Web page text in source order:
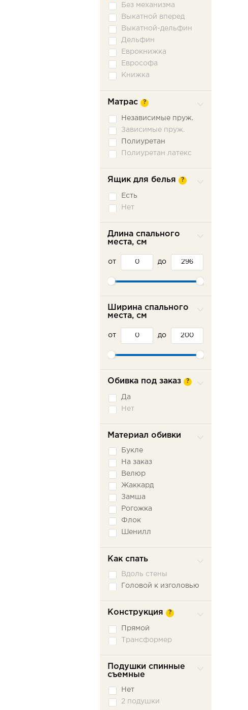
Без механизма
Выкатной вперед
Выкатной-дельфин
Дельфин
Еврокнижка
Еврософа
Книжка
Малютка
Пантограф
Подъемное сидение
Сабля
Трехсекционная
Седафлекс
раскладушка
Матрас ?
Независимые пруж.
Зависимые пруж.
Полиуретан
Полиуретан латекс
Ящик для белья ?
Есть
Нет
Длина спального
места, см
от до
Ширина спального
места, см
от до
Обивка под заказ ?
Да
Нет
Материал обивки
Букле
На заказ
Велюр
Жаккард
Замша
Рогожка
Флок
Шенилл
Как спать
Вдоль стены
Головой к изголовью
Конструкция ?
Прямой
Трансформер
Подушки спинные
съемные
Нет
2 подушки